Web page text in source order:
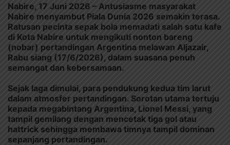
Nabire, 17 Juni 2026 – Antusiasme masyarakat
Nabire menyambut Piala Dunia 2026 semakin terasa.
Ratusan pecinta sepak bola memadati salah satu kafe
di Kota Nabire untuk mengikuti nonton bareng
(nobar) pertandingan Argentina melawan Aljazair,
Rabu siang (17/6/2026), dalam suasana penuh
semangat dan kebersamaan.
Sejak laga dimulai, para pendukung kedua tim larut
dalam atmosfer pertandingan. Sorotan utama tertuju
kepada megabintang Argentina, Lionel Messi, yang
tampil gemilang dengan mencetak tiga gol atau
hattrick sehingga membawa timnya tampil dominan
sepanjang pertandingan.